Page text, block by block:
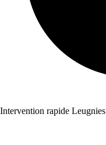
Intervention rapide Leugnies